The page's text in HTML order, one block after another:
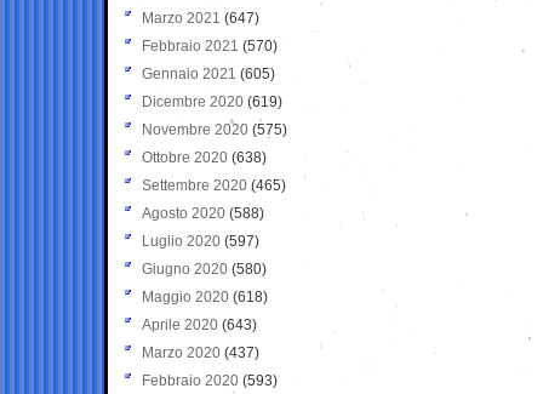
Marzo 2021 (647)
Febbraio 2021 (570)
Gennaio 2021 (605)
Dicembre 2020 (619)
Novembre 2020 (575)
Ottobre 2020 (638)
Settembre 2020(465)
Agosto 2020 (588)
Luglio 2020 (597)
Giugno 2020 (580)
Maggio 2020 (618)
Aprile 2020 (643)
Marzo 2020 (437)
Febbraio 2020 (593)